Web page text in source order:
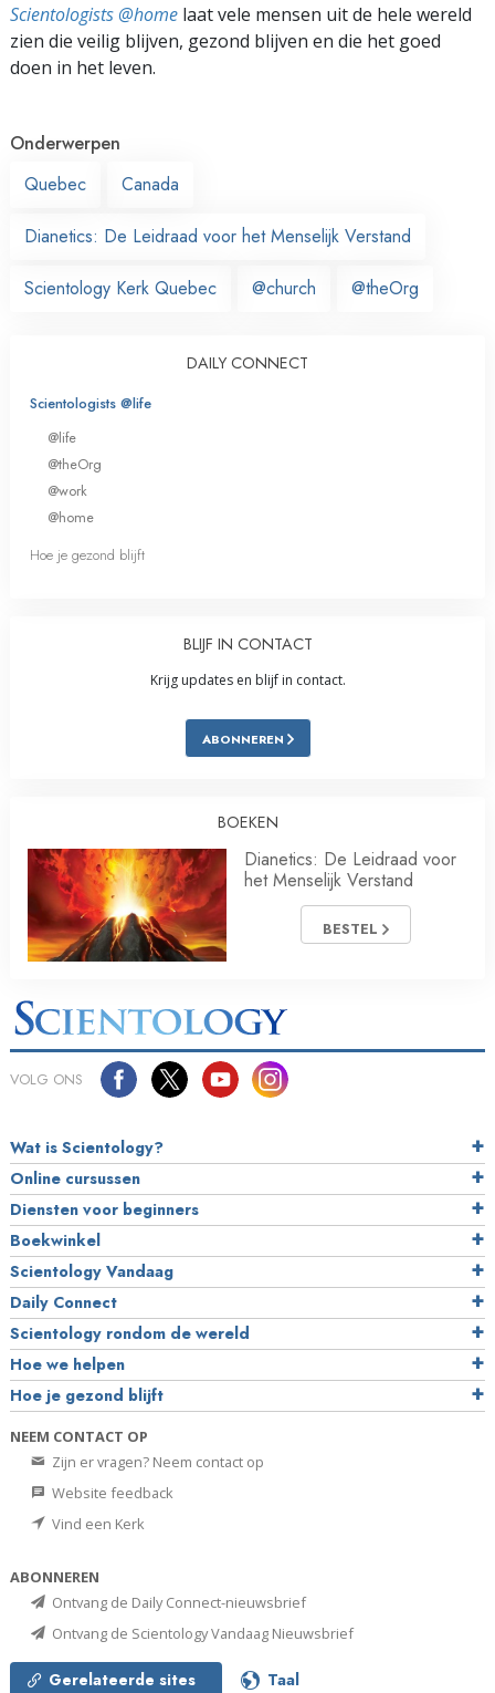
Scientologists @home laat vele mensen uit de hele wereld
zien die veilig blijven, gezond blijven en die het goed
doen in het leven.
Onderwerpen
Quebec
Canada
Dianetics: De Leidraad voor het Menselijk Verstand
Scientology Kerk Quebec @church @theOrg
DAILY CONNECT
Scientologists @life
@life
@theOrg
@work
@home
Hoe je gezond blijft
BLIJF IN CONTACT
Krijg updates en blijf in contact.
ABONNEREN
BOEKEN
Dianetics: De Leidraad voor
het Menselijk Verstand
BESTEL
VOLG ONS
Wat is Scientology?
Online cursussen
Diensten voor beginners
Boekwinkel
Scientology Vandaag
Daily Connect
Scientology rondom de wereld
Hoe we helpen
Hoe je gezond blijft
NEEM CONTACT OP
Zijn er vragen? Neem contact op
Website feedback
Vind een Kerk
ABONNEREN
Ontvang de Daily Connect-nieuwsbrief
Ontvang de Scientology Vandaag Nieuwsbrief
Gerelateerde sites Taal